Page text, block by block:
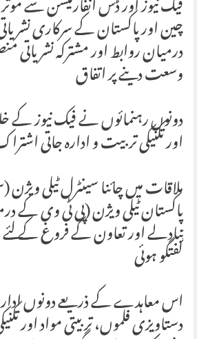
چین اور پاکستان کے سرکاری
درمیان روابط اور مشترکہ نشریاتی
وسعت دینے پر اتفاق
دونوں رہنمائوں نے فیک نیوز کے
اور تکنیکی تربیت و ادارہ جاتی
ملاقات میں چائنا سینٹرل ٹیلی
پاکستان ٹیلی ویژن (پی ٹی وی کے
تبادلے اور تعاون کے فروغ کے
گفتگو ہوئی
اس معاہدے کے ذریعے دونوں
دستاویزی فلموں، تربیتی مواد اور